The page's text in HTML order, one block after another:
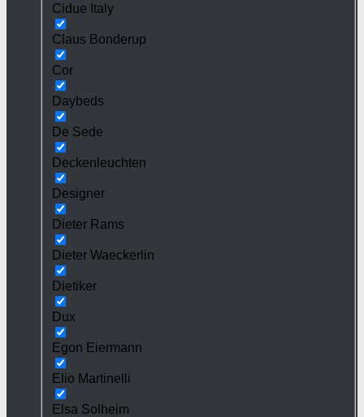
Cidue Italy
Claus Bonderup
Cor
Daybeds
De Sede
Deckenleuchten
Designer
Dieter Rams
Dieter Waeckerlin
Dietiker
Dux
Egon Eiermann
Elio Martinelli
Elsa Solheim